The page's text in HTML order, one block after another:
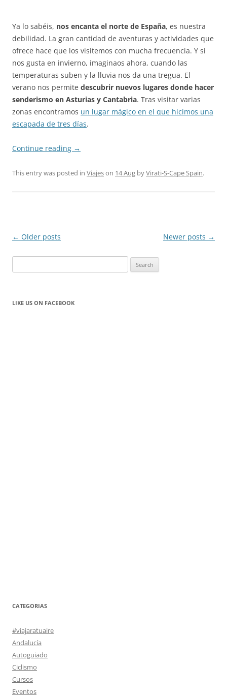
Ya lo sabéis, nos encanta el norte de España, es nuestra
debilidad. La gran cantidad de aventuras y actividades que
ofrece hace que los visitemos con mucha frecuencia. Y si
nos gusta en invierno, imaginaos ahora, cuando las
temperaturas suben y la lluvia nos da una tregua. El
verano nos permite descubrir nuevos lugares donde hacer
senderismo en Asturias y Cantabria. Tras visitar varias
zonas encontramos un lugar mágico en el que hicimos una
escapada de tres días.
Continue reading →
This entry was posted in Viajeson 14 Aug byVirati-S-Cape Spain.
Post
← Older posts Newer posts →
for:
LIKE US ON FACEBOOK
CATEGORIAS
#viajaratuaire
Andalucía
Autoguiado
Ciclismo
Cursos
Eventos